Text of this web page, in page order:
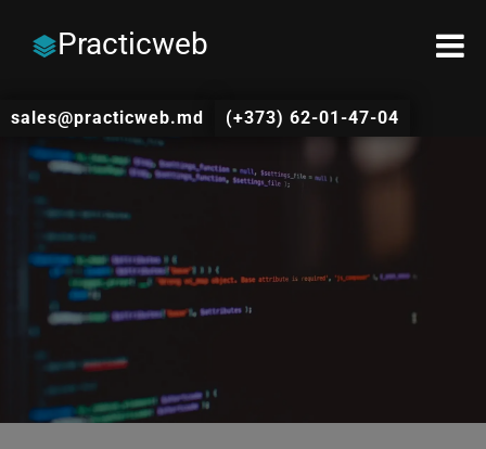
Practicweb
sales@practicweb.md (+373) 62-01-47-04